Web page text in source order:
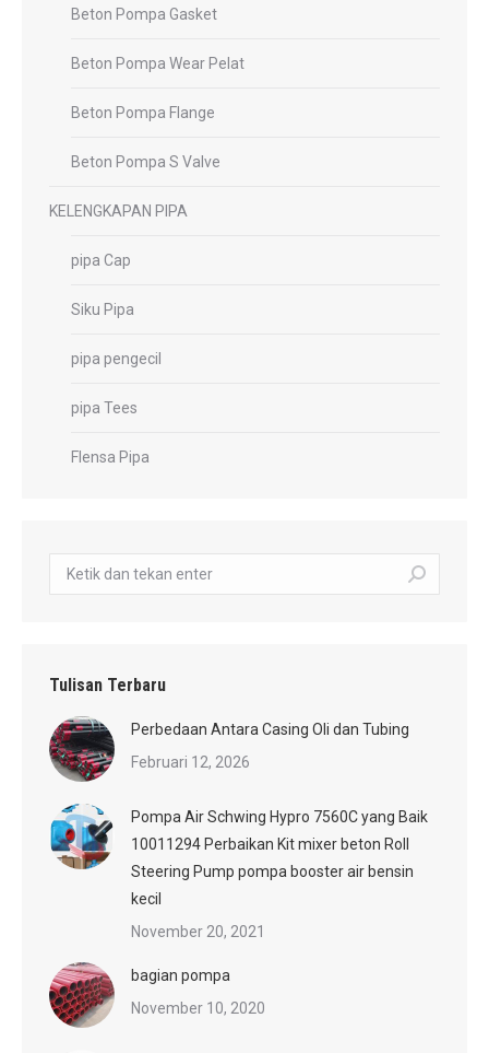
Beton Pompa Gasket
Beton Pompa Wear Pelat
Beton Pompa Flange
Beton Pompa S Valve
KELENGKAPAN PIPA
pipa Cap
Siku Pipa
pipa pengecil
pipa Tees
Flensa Pipa
Pencarian:
Tulisan Terbaru
Perbedaan Antara Casing Oli dan Tubing
Februari 12, 2026
Pompa Air Schwing Hypro 7560C yang Baik
10011294 Perbaikan Kit mixer beton Roll
Steering Pump pompa booster air bensin
kecil
November 20, 2021
bagian pompa
November 10, 2020